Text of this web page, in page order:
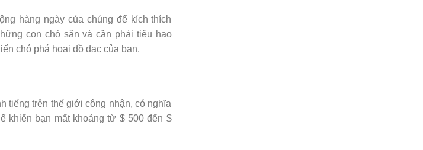
hàng ngày của chúng để kích thích
con chó săn và cần phải tiêu hao
chó phá hoại đồ đạc của bạn.
tiếng trên thế giới công nhận, có nghĩa
khiến bạn mất khoảng từ $ 500 đến $